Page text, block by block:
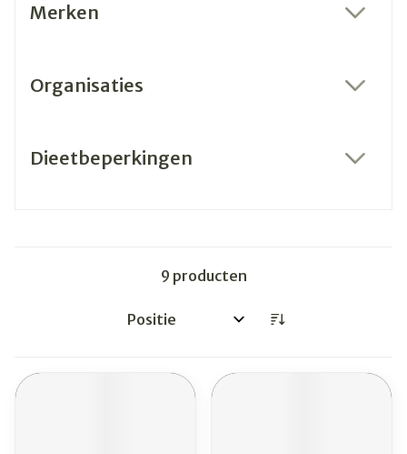
Merken
Organisaties
Dieetbeperkingen
9 producten
Sorteer op: